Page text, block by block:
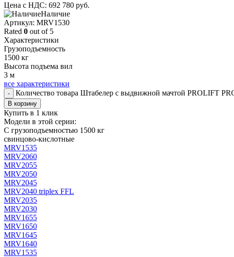
Цена с НДС: 692 780 руб.
Наличие
Aртикул: MRV1530
Rated 0 out of 5
Характеристики
Грузоподъемность
1500 кг
Высота подъема вил
3 м
все характеристики
- Количество товара Штабелер с выдвижной мачтой PROLIFT
В корзину
Купить в 1 клик
Модели в этой серии:
С грузоподъемностью 1500 кг
свинцово-кислотные
MRV1535
MRV2060
MRV2055
MRV2050
MRV2045
MRV2040 triplex FFL
MRV2035
MRV2030
MRV1655
MRV1650
MRV1645
MRV1640
MRV1535